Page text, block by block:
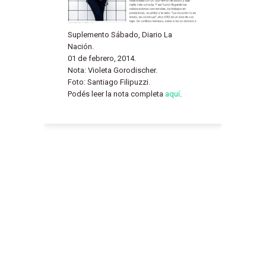
Suplemento Sábado, Diario La
Nación.
01 de febrero, 2014.
Nota: Violeta Gorodischer.
Foto: Santiago Filipuzzi.
Podés leer la nota completa aquí.